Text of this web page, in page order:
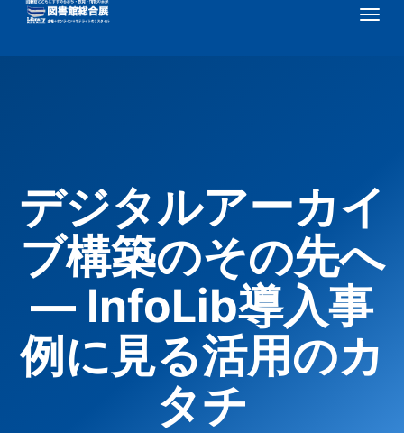
用
メ
デジタルアーカイ
ブ構築のその先へ
― InfoLib導入事
例に見る活用のカ
タチ